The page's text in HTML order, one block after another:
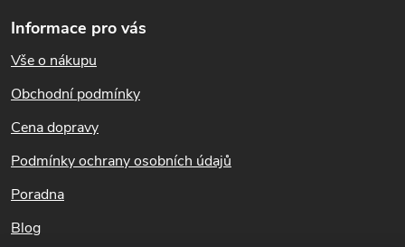
Informace pro vás
Vše o nákupu
Obchodní podmínky
Cena dopravy
Podmínky ochrany osobních údajů
Poradna
Blog